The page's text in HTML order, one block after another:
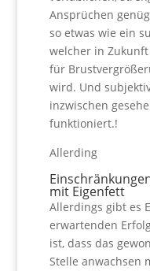
Ansprüchen
so etwas wie ein
welcher in
für
wird. Und
inzwischen
funktioniert.!
Allerding
mit Eigenfett
Allerdings gibt es
erwartenden
ist, dass das
Stelle anwachsen